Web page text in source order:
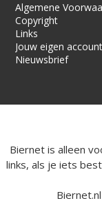
Algemene
Copyright
Links
Jouw eigen account
Nieuwsbrief
Biernet is alleen
links, als je iets
Biernet.nl